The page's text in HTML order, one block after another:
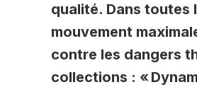
qualité. Dans toutes
mouvement
contre les dangers
collections : «